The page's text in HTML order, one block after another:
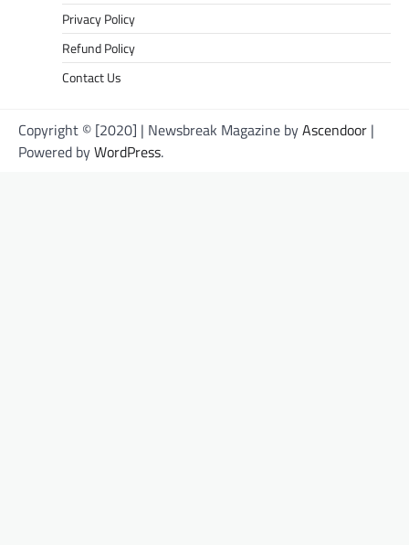
Privacy Policy
Refund Policy
Contact Us
Copyright © [2020] | Newsbreak Magazine byAscendoor |
Powered byWordPress.